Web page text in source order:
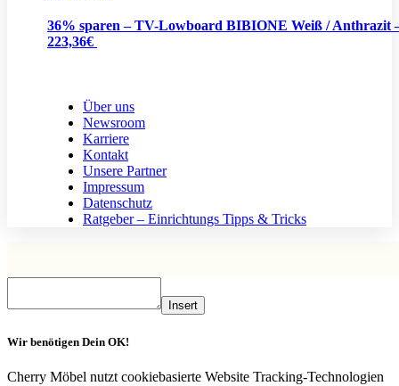
36% sparen – TV-Lowboard BIBIONE Weiß / Anthrazit
223,36€
Über uns
Newsroom
Karriere
Kontakt
Unsere Partner
Impressum
Datenschutz
Ratgeber – Einrichtungs Tipps & Tricks
Insert
Wir benötigen Dein OK!
Cherry Möbel nutzt cookiebasierte Website Tracking-Technologien